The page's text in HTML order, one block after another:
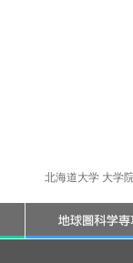
北海道大学 大学